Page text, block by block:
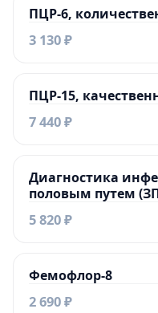
ПЦР-6,
3 130 ₽
ПЦР-15,
7 440 ₽
Диагностика
половым путем
5 820 ₽
Фемофлор-8
2 690 ₽